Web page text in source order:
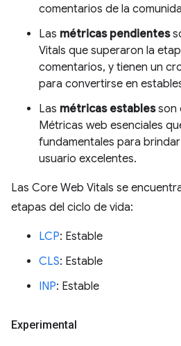
comentarios de la
Las métricas pendientes
Vitals que superaron la
comentarios, y tienen un
para convertirse en
Las métricas establesson
Métricas web esenciales
fundamentales para
usuario excelentes.
Las Core Web Vitals se
etapas del ciclo de vida:
LCP: Estable
CLS: Estable
INP: Estable
Experimental